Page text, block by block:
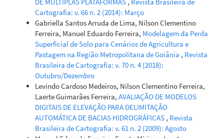
DE MÚLTIPLAS PLATAFORMAS , Revista Brasileira de
Cartografia: v. 66 n. 2 (2014): Março
Gabriella Santos Arruda de Lima, Nilson Clementino
Ferreira, Manuel Eduardo Ferreira, Modelagem da Perda
Superficial de Solo para Cenários de Agricultura e
Pastagem na Região Metropolitana de Goiânia , Revista
Brasileira de Cartografia: v. 70 n. 4 (2018):
Outubro/Dezembro
Levindo Cardoso Medeiros, Nilson Clementino Ferreira,
Laerte Guimarães Ferreira, AVALIAÇÃO DE MODELOS
DIGITAIS DE ELEVAÇÃO PARA DELIMITAÇÃO
AUTOMÁTICA DE BACIAS HIDROGRÁFICAS , Revista
Brasileira de Cartografia: v. 61 n. 2 (2009): Agosto